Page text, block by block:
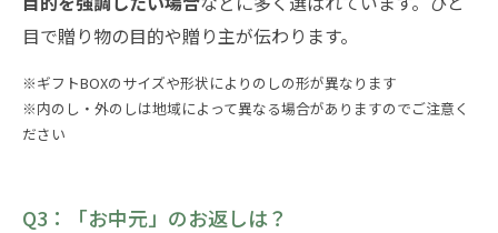
目で贈り物の目的や贈り主が伝わります。
※ギフトBOXのサイズや形状によりのしの形が異なります
※内のし・外のしは地域によって異なる場合がありますのでご注意く
ださい
Q3：「お中元」のお返しは？